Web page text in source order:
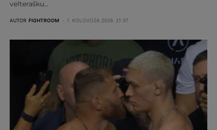
velterašku…
AUTOR FIGHTROOM 1. KOLOVOZA 2026. 21:37